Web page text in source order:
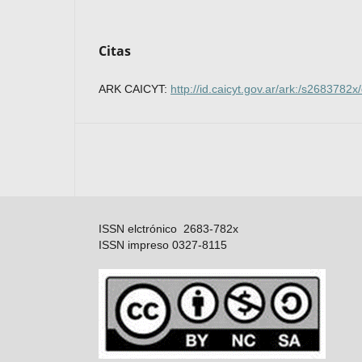
Citas
ARK CAICYT: http://id.caicyt.gov.ar/ark:/
ISSN elctrónico 2683-782x
ISSN impreso 0327-8115